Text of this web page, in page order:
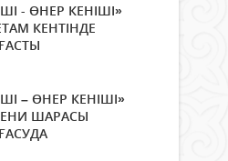
- ӨНЕР КЕНІШІ»
КЕНТІНДЕ
– ӨНЕР КЕНІШІ»
ШАРАСЫ